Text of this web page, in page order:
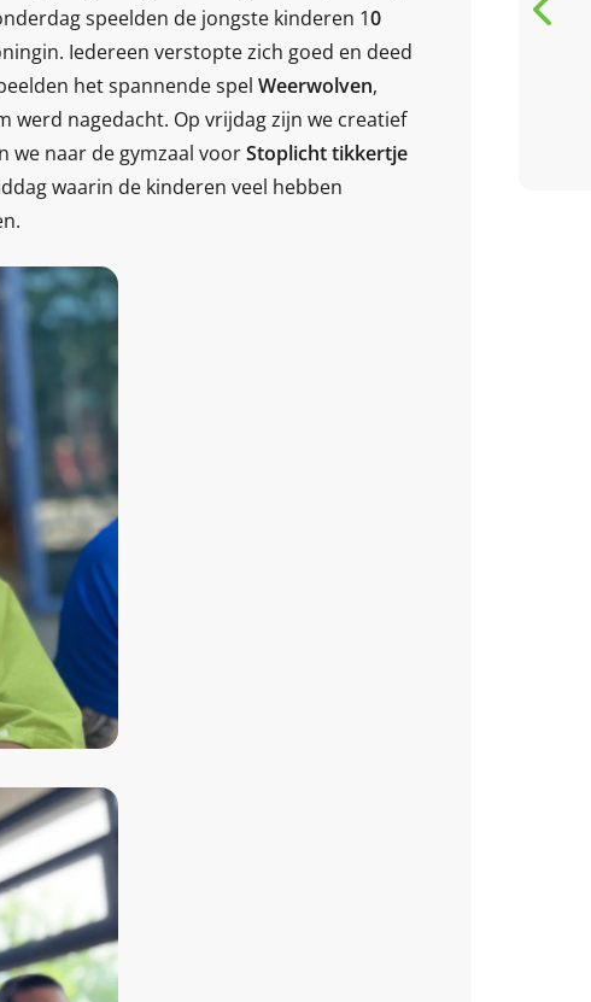
speelden de jongste kinderen 10
Iedereen verstopte zich goed en deed
het spannende spel Weerwolven,
werd nagedacht. Op vrijdag zijn we creatief
we naar de gymzaal voorStoplicht tikkertje
waarin de kinderen veel hebben
Ç Çağrı KILIBOZ